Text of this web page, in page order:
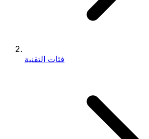
فئات التقنية